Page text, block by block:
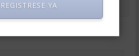
REGISTRESE YA